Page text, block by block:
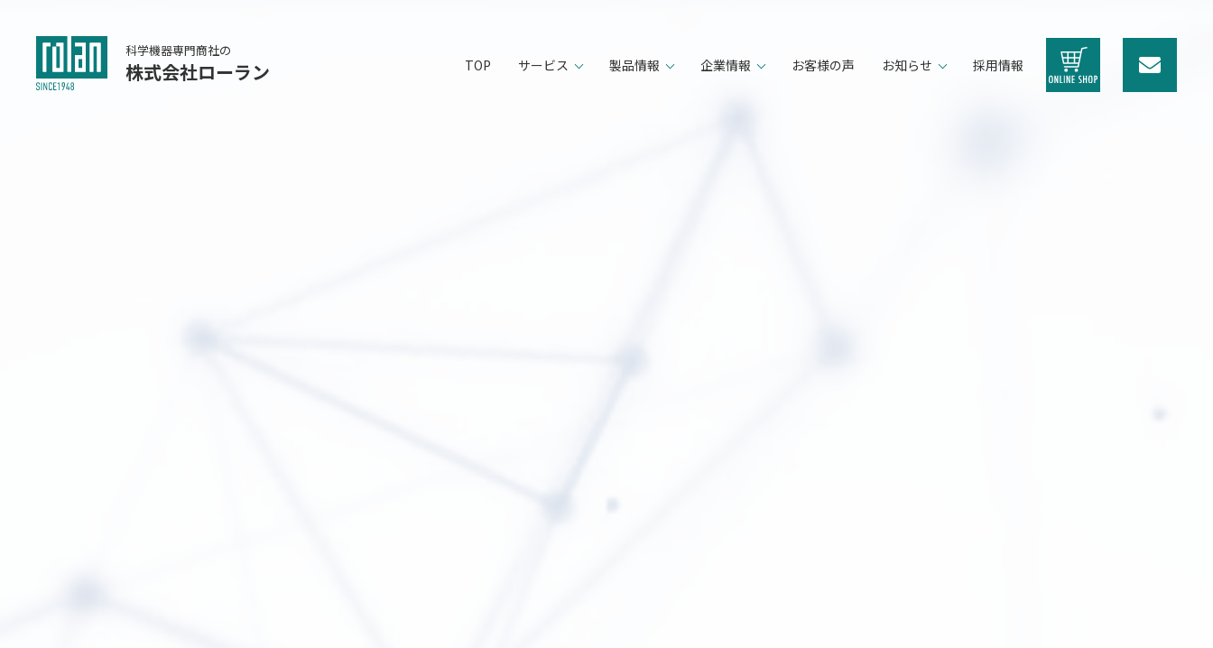
科学機器専門商社の
株式会社ローラン TOP サービス 製品情報 企業情報 お客様の声 お知らせ 採用情報